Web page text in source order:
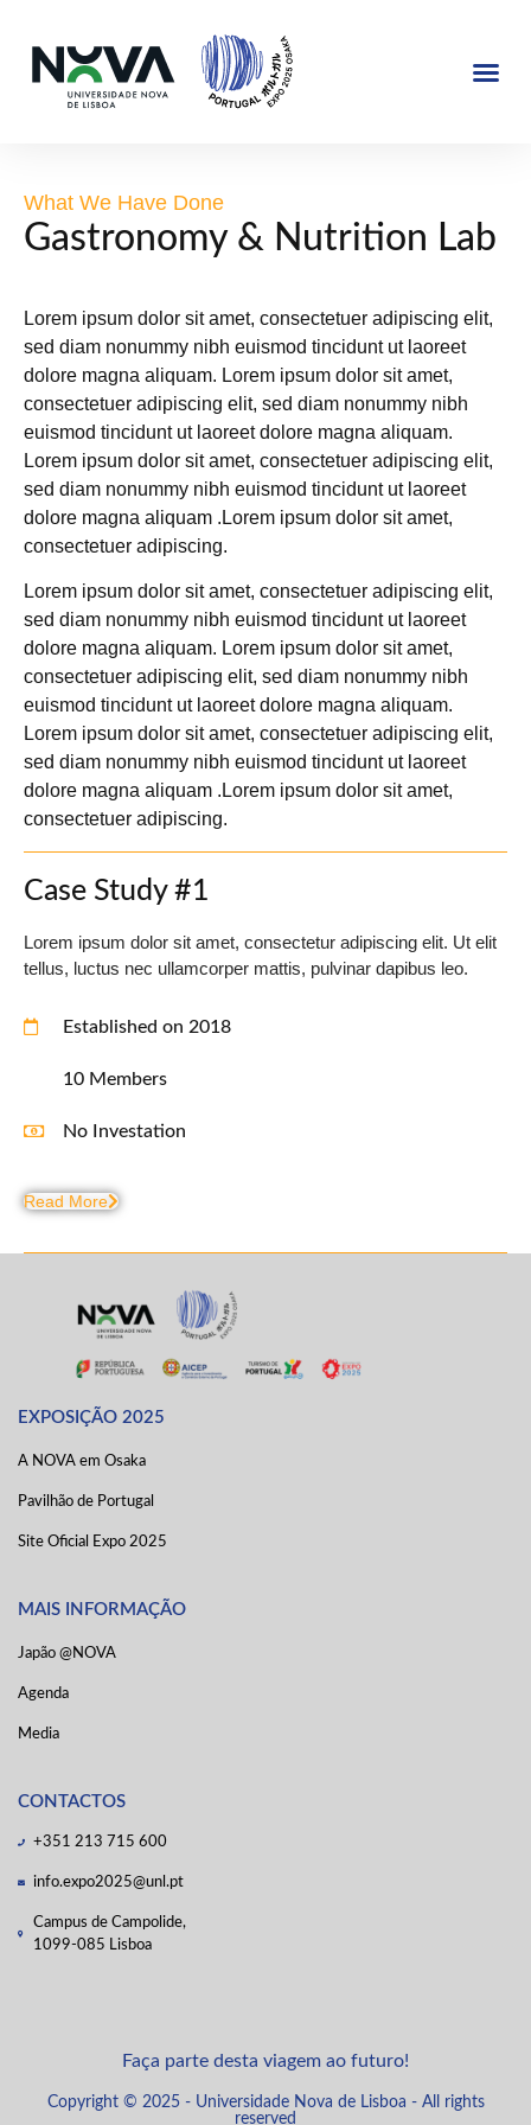
What We Have Done
Gastronomy & Nutrition Lab
Lorem ipsum dolor sit amet, consectetuer adipiscing elit,
sed diam nonummy nibh euismod tincidunt ut laoreet
dolore magna aliquam. Lorem ipsum dolor sit amet,
consectetuer adipiscing elit, sed diam nonummy nibh
euismod tincidunt ut laoreet dolore magna aliquam.
Lorem ipsum dolor sit amet, consectetuer adipiscing elit,
sed diam nonummy nibh euismod tincidunt ut laoreet
dolore magna aliquam .Lorem ipsum dolor sit amet,
consectetuer adipiscing.
Lorem ipsum dolor sit amet, consectetuer adipiscing elit,
sed diam nonummy nibh euismod tincidunt ut laoreet
dolore magna aliquam. Lorem ipsum dolor sit amet,
consectetuer adipiscing elit, sed diam nonummy nibh
euismod tincidunt ut laoreet dolore magna aliquam.
Lorem ipsum dolor sit amet, consectetuer adipiscing elit,
sed diam nonummy nibh euismod tincidunt ut laoreet
dolore magna aliquam .Lorem ipsum dolor sit amet,
consectetuer adipiscing.
Case Study #1
Lorem ipsum dolor sit amet, consectetur adipiscing elit. Ut elit
tellus, luctus nec ullamcorper mattis, pulvinar dapibus leo.
Established on 2018
10 Members
No Investation
Read More
EXPOSIÇÃO 2025
A NOVA em Osaka
Pavilhão de Portugal
Site Oficial Expo 2025
MAIS INFORMAÇÃO
Japão @NOVA
Agenda
Media
CONTACTOS
+351 213 715 600
info.expo2025@unl.pt
Campus de Campolide,
1099-085 Lisboa
Faça parte desta viagem ao futuro!
Copyright © 2025 - Universidade Nova de Lisboa - All rights
reserved